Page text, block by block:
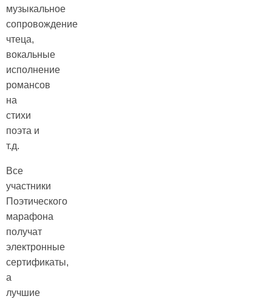
музыкальное
сопровождение
чтеца,
вокальные
исполнение
романсов
на
стихи
поэта и
т.д.
Все
участники
Поэтического
марафона
получат
электронные
сертификаты,
а
лучшие